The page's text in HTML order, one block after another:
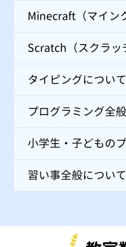
Minecraft（マイン
Scratch（スクラッ
タイピングについて
プログラミング全
小学生・子どもの
習い事全般について